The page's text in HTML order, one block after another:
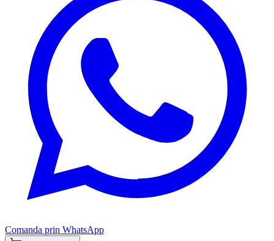
Comanda prin WhatsApp